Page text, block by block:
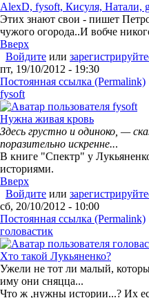
AlexD, fysoft, Кисуля, Натали,
Этих знают свои - пишет
чужого огорода..И вобче
Вверх
Войдите или
пт, 19/10/2012 - 19:30
Постоянная ссылка (Permalink)
fysoft
Нужна живая кровь
Здесь грустно и одиноко, —
поразительно искренне...
В книге "Спектр" у
историями.
Вверх
Войдите или
сб, 20/10/2012 - 10:00
Постоянная ссылка (Permalink)
головастик
Хто такой Лукьяненко?
Ужели не тот ли малый,
иму они сняцца...
Что ж ,нужны истории...? Их